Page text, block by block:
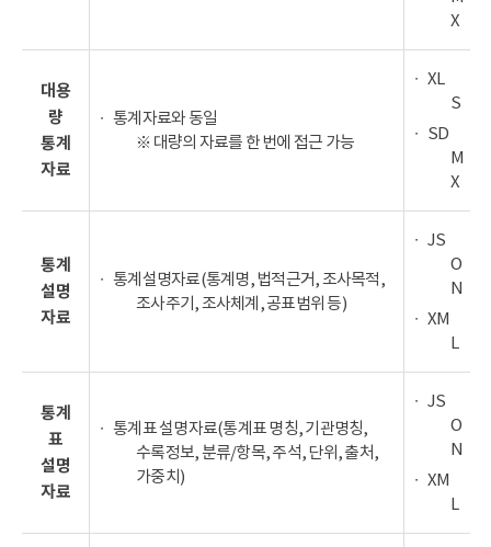
X
대용
량
통계
자료
통계자료와 동일
※ 대량의 자료를 한 번에 접근 가능
XL
S
SD
M
X
통계
설명
자료
통계설명자료(통계명, 법적근거, 조사목적,
조사주기, 조사체계, 공표범위 등)
JS
O
N
XM
L
통계
표
설명
자료
통계표 설명자료(통계표 명칭, 기관명칭,
수록정보, 분류/항목, 주석, 단위, 출처,
가중치)
JS
O
N
XM
L